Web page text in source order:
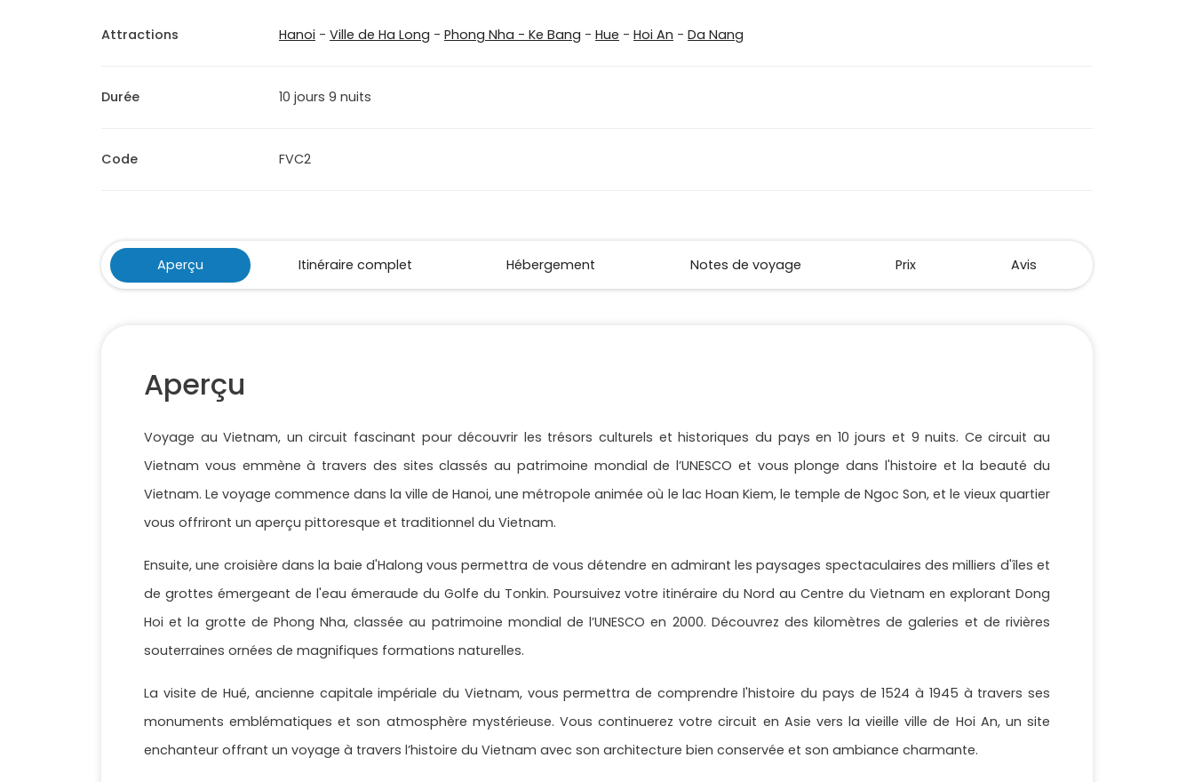
Attractions Hanoi - Ville de Ha Long - Phong Nha - Ke Bang - Hue - Hoi An - Da Nang
Durée 10 jours 9 nuits
Code FVC2
Aperçu Itinéraire complet Hébergement Notes de voyage Prix Avis
Aperçu
Voyage au Vietnam, un circuit fascinant pour découvrir les trésors culturels et historiques du pays en 10 jours et 9 nuits. Ce circuit au
Vietnam vous emmène à travers des sites classés au patrimoine mondial de l’UNESCO et vous plonge dans l'histoire et la beauté du
Vietnam. Le voyage commence dans la ville de Hanoi, une métropole animée où le lac Hoan Kiem, le temple de Ngoc Son, et le vieux quartier
vous offriront un aperçu pittoresque et traditionnel du Vietnam.
Ensuite, une croisière dans la baie d'Halong vous permettra de vous détendre en admirant les paysages spectaculaires des milliers d'îles et
de grottes émergeant de l'eau émeraude du Golfe du Tonkin. Poursuivez votre itinéraire du Nord au Centre du Vietnam en explorant Dong
Hoi et la grotte de Phong Nha, classée au patrimoine mondial de l’UNESCO en 2000. Découvrez des kilomètres de galeries et de rivières
souterraines ornées de magnifiques formations naturelles.
La visite de Hué, ancienne capitale impériale du Vietnam, vous permettra de comprendre l'histoire du pays de 1524 à 1945 à travers ses
monuments emblématiques et son atmosphère mystérieuse. Vous continuerez votre circuit en Asie vers la vieille ville de Hoi An, un site
enchanteur offrant un voyage à travers l’histoire du Vietnam avec son architecture bien conservée et son ambiance charmante.